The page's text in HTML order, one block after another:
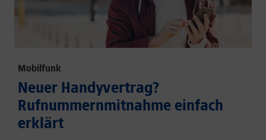
Mobilfunk
Neuer Handyvertrag?
Rufnummernmitnahme einfach
erklärt